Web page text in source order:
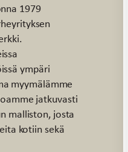
1979
ympäri
myymälämme
jatkuvasti
malliston, josta
kotiin sekä